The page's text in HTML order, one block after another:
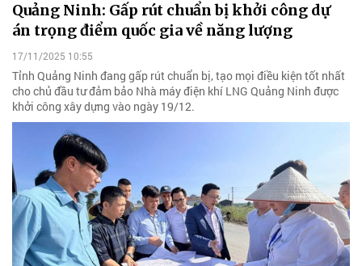
Quảng Ninh: Gấp rút chuẩn bị khởi công dự
án trọng điểm quốc gia về năng lượng
17/11/2025 10:55
Tỉnh Quảng Ninh đang gấp rút chuẩn bị, tạo mọi điều kiện tốt nhất
cho chủ đầu tư đảm bảo Nhà máy điện khí LNG Quảng Ninh được
khởi công xây dựng vào ngày 19/12.